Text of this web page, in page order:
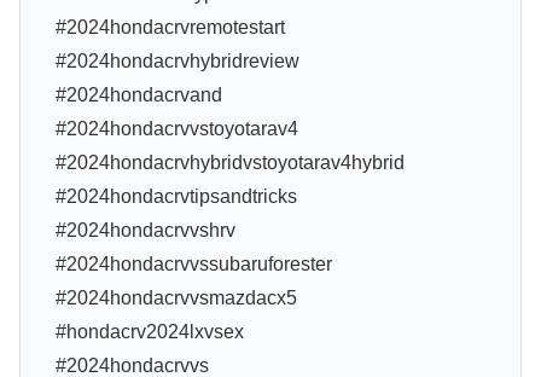
#2024hondacrvremotestart
#2024hondacrvhybridreview
#2024hondacrvand
#2024hondacrvvstoyotarav4
#2024hondacrvhybridvstoyotarav4hybrid
#2024hondacrvtipsandtricks
#2024hondacrvvshrv
#2024hondacrvvssubaruforester
#2024hondacrvvsmazdacx5
#hondacrv2024lxvsex
#2024hondacrvvs